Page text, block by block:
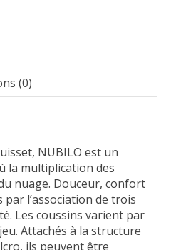
(0)
NUBILO est un
la multiplication des
nuage. Douceur, confort
l’association de trois
Les coussins varient par
Attachés à la structure
ils peuvent être